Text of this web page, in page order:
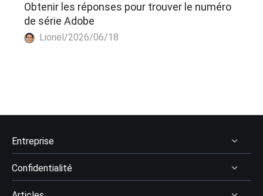
Obtenir les réponses pour trouver le numéro
de série Adobe
Lionel/2026/06/18
Entreprise
À Propos
Confidentialité